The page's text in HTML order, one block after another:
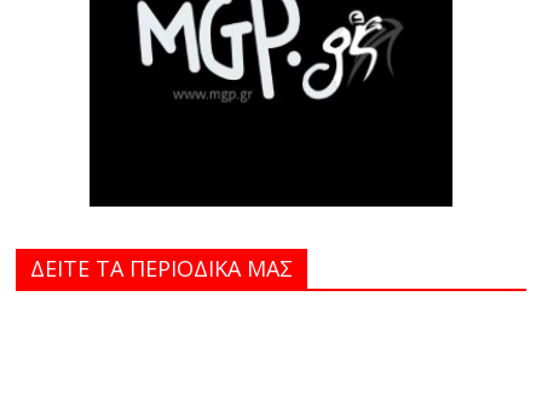
ΔΕΙΤΕ ΤΑ ΠΕΡΙΟΔΙΚΑ MAΣ